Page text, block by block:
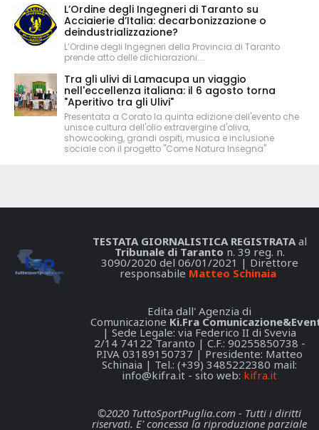
L’Ordine degli Ingegneri di Taranto su
Acciaierie d’Italia: decarbonizzazione o
deindustrializzazione?
L’Ordine degli Ingegneri della Provincia di Taranto
prende atto delle dichiarazioni...
Tra gli ulivi di Lamacupa un viaggio
nell'eccellenza italiana: il 6 agosto torna
"Aperitivo tra gli Ulivi"
Presentata a Corato la quinta edizione dell'evento che
unisce cultura dell'olio extravergine d'oliva,
showcooking, grandi ospiti, musica e inclusione
sociale con il progetto "Come Natura Insegna"
TESTATA GIORNALISTICA REGISTRATAal
Tribunale di Taranto n. 39 reg. n.
3090/2020 del 06/01/2021 | Direttore
responsabile Matteo Schinaia
Edita dall' Agenzia di
Comunicazione Ki.Fra
| Sede Legale: via Federico II di Svevia
2/14 74122 Taranto | C.F.: 90255850738 -
P.IVA 03189150737 | Presidente: Matteo
Schinaia | Tel.: (+39) 3485222380 mail:
info@kifra.it - sito web: kifra.it
©2020 TuttoSportPuglia.com - Tutti i diritti
riservati. E' concessa la riproduzione parziale